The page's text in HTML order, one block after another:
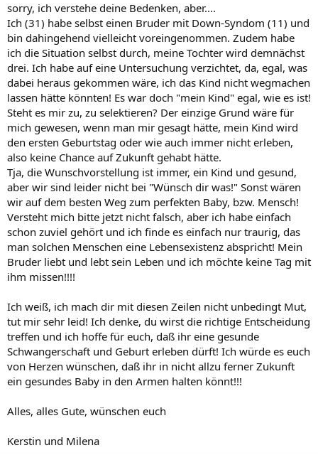
sorry, ich verstehe deine Bedenken, aber....
Ich (31) habe selbst einen Bruder mit Down-Syndom (11) und
bin dahingehend vielleicht voreingenommen. Zudem habe
ich die Situation selbst durch, meine Tochter wird demnächst
drei. Ich habe auf eine Untersuchung verzichtet, da, egal, was
dabei heraus gekommen wäre, ich das Kind nicht wegmachen
lassen hätte könnten! Es war doch "mein Kind" egal, wie es ist!
Steht es mir zu, zu selektieren? Der einzige Grund wäre für
mich gewesen, wenn man mir gesagt hätte, mein Kind wird
den ersten Geburtstag oder wie auch immer nicht erleben,
also keine Chance auf Zukunft gehabt hätte.
Tja, die Wunschvorstellung ist immer, ein Kind und gesund,
aber wir sind leider nicht bei "Wünsch dir was!" Sonst wären
wir auf dem besten Weg zum perfekten Baby, bzw. Mensch!
Versteht mich bitte jetzt nicht falsch, aber ich habe einfach
schon zuviel gehört und ich finde es einfach nur traurig, das
man solchen Menschen eine Lebensexistenz abspricht! Mein
Bruder liebt und lebt sein Leben und ich möchte keine Tag mit
ihm missen!!!!
Ich weiß, ich mach dir mit diesen Zeilen nicht unbedingt Mut,
tut mir sehr leid! Ich denke, du wirst die richtige Entscheidung
treffen und ich hoffe für euch, daß ihr eine gesunde
Schwangerschaft und Geburt erleben dürft! Ich würde es euch
von Herzen wünschen, daß ihr in nicht allzu ferner Zukunft
ein gesundes Baby in den Armen halten könnt!!!
Alles, alles Gute, wünschen euch
Kerstin und Milena